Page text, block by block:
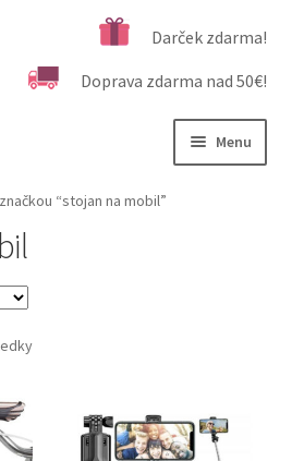
Darček zdarma!
Doprava zdarma nad 50€!
Menu
“stojan na mobil”